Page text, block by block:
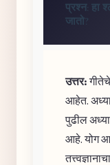
प्रश्न: हा
जातो?
उत्तर:
आहेत.
पुढील
आहे. योग